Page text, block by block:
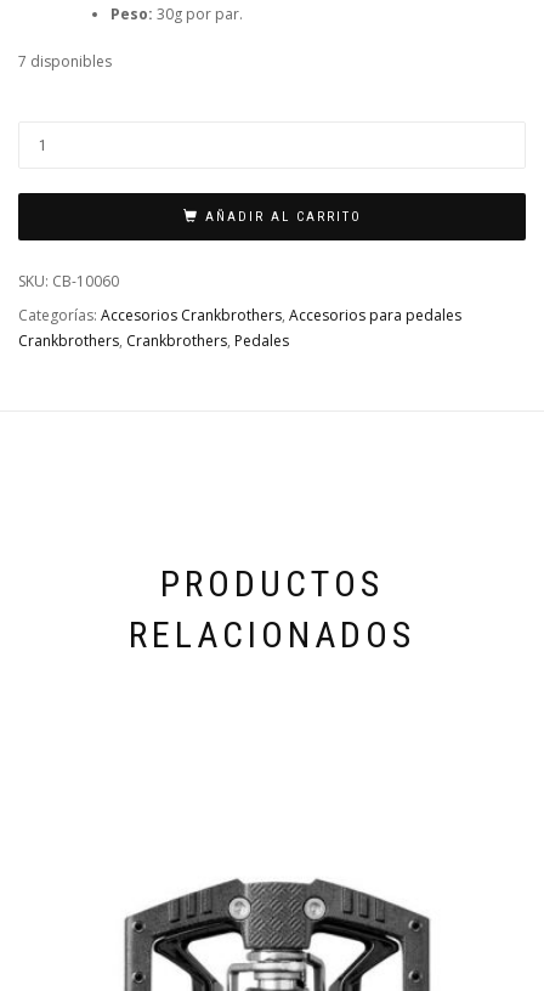
Peso: 30g por par.
7 disponibles
KIT
CALAS
STANDARD
CANTIDAD
AÑADIR AL CARRITO
SKU: CB-10060
Categorías: Accesorios Crankbrothers, Accesorios para pedales
Crankbrothers, Crankbrothers, Pedales
PRODUCTOS
RELACIONADOS